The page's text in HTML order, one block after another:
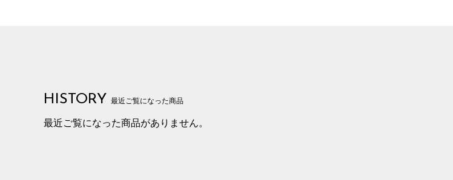
HISTORY 最近ご覧になった商品
最近ご覧になった商品がありません。